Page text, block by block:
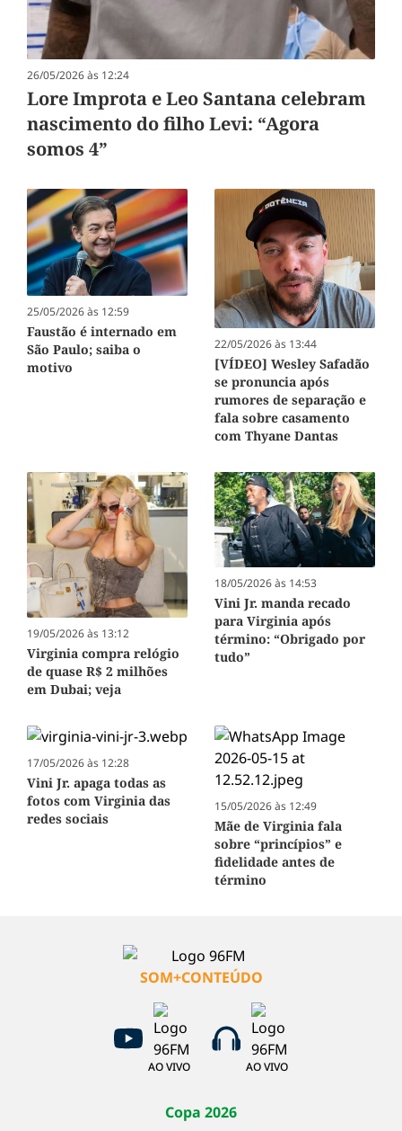
26/05/2026 às 12:24
Lore Improta e Leo Santana celebram
nascimento do filho Levi: “Agora
somos 4”
25/05/2026 às 12:59
Faustão é internado em
São Paulo; saiba o
motivo
22/05/2026 às 13:44
[VÍDEO] Wesley Safadão
se pronuncia após
rumores de separação e
fala sobre casamento
com Thyane Dantas
19/05/2026 às 13:12
Virginia compra relógio
de quase R$ 2 milhões
em Dubai; veja
18/05/2026 às 14:53
Vini Jr. manda recado
para Virginia após
término: “Obrigado por
tudo”
17/05/2026 às 12:28
Vini Jr. apaga todas as
fotos com Virginia das
redes sociais
15/05/2026 às 12:49
Mãe de Virginia fala
sobre “princípios” e
fidelidade antes de
término
SOM+CONTEÚDO
AO VIVO AO VIVO
Copa 2026